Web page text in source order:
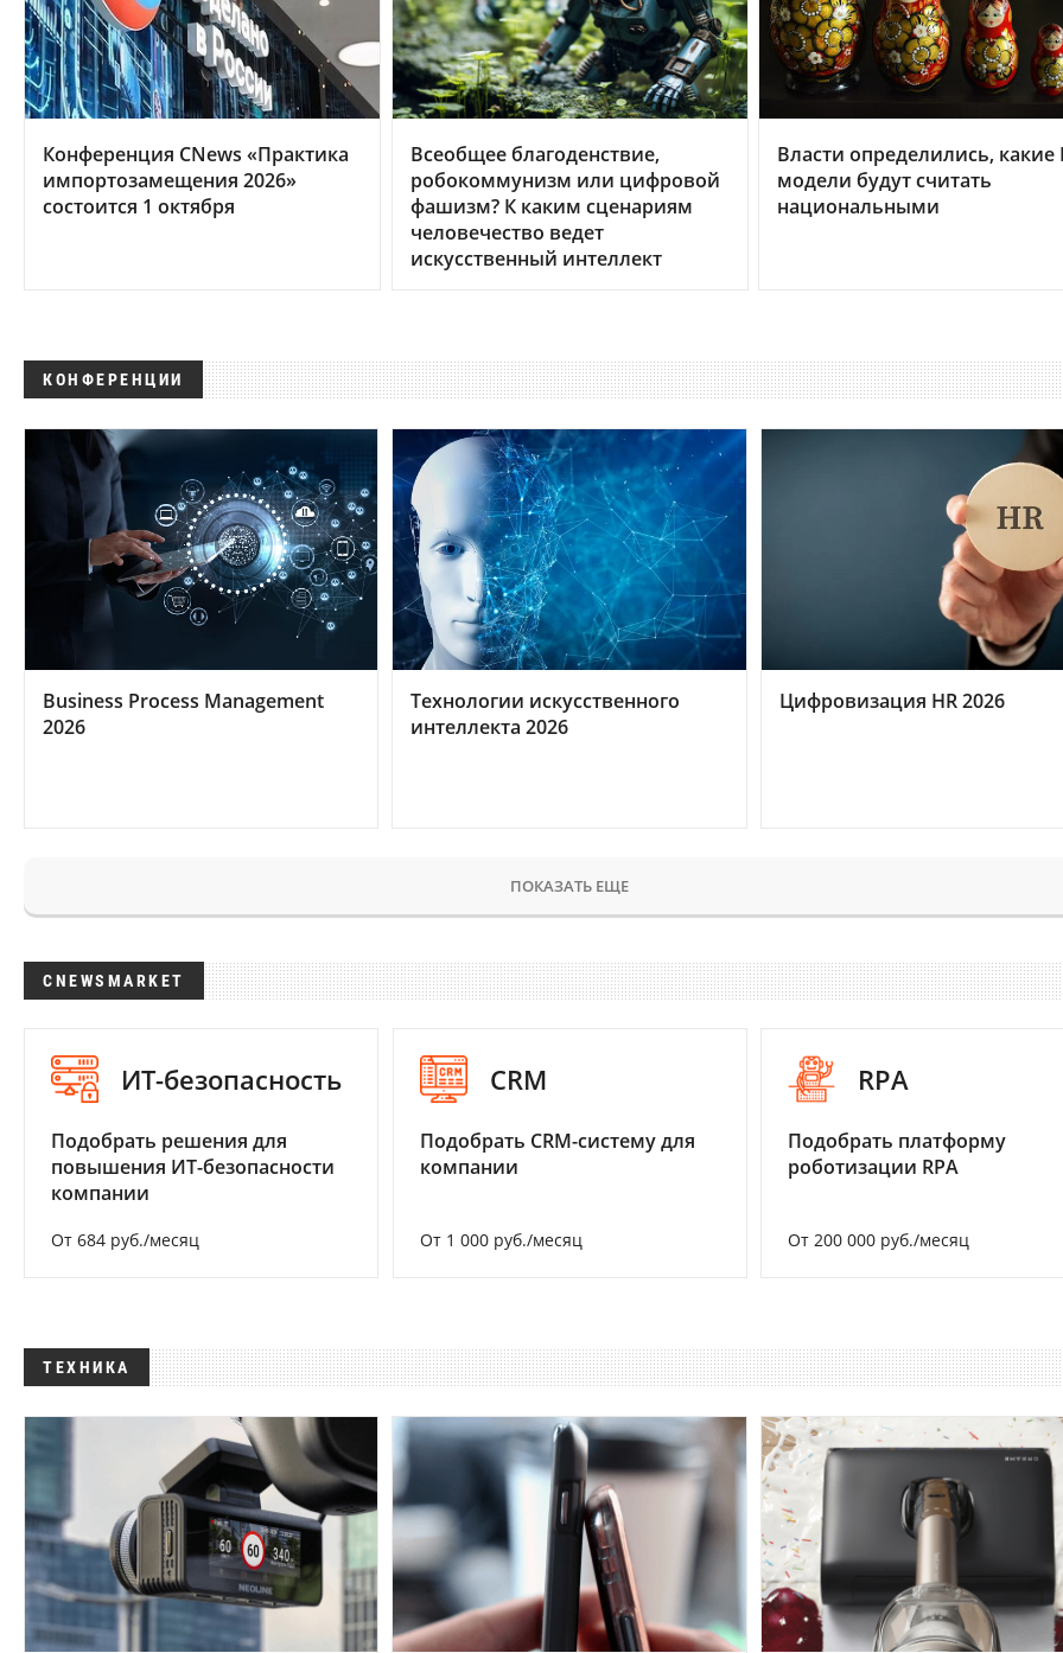
Конференция CNews «Практика
импортозамещения 2026»
состоится 1 октября
Всеобщее благоденствие,
робокоммунизм или цифровой
фашизм? К каким сценариям
человечество ведет
искусственный интеллект
Власти определились,
модели будут считать
национальными
КОНФЕРЕНЦИИ
Business Process Management
2026
Технологии искусственного
интеллекта 2026
Цифровизация HR 2026
ПОКАЗАТЬ ЕЩЕ
CNEWSMARKET
ИТ-безопасность
Подобрать решения для
повышения ИТ-безопасности
компании
От 684 руб./месяц
CRM
Подобрать CRM-систему для
компании
От 1 000 руб./месяц
RPA
Подобрать платформу
роботизации RPA
От 200 000 руб./месяц
ТЕХНИКА